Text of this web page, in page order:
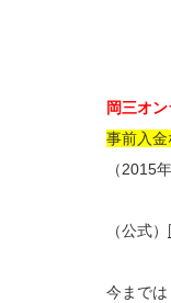
岡三オ
事前入
（2015
（公式）
今までは